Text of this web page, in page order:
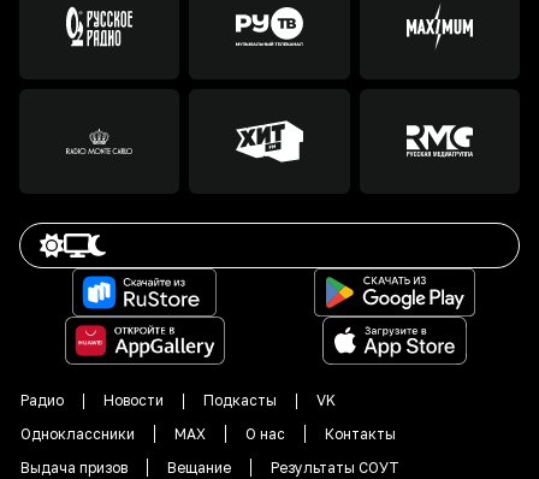
Радио Новости Подкасты
VK
Одноклассники
MAX О нас
Контакты
Выдача призов
Вещание Результаты СОУТ